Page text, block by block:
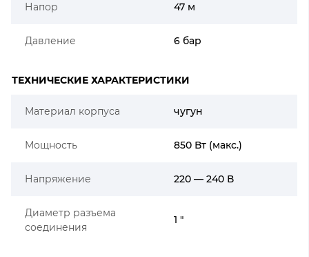
Напор 47 м
Давление 6 бар
ТЕХНИЧЕСКИЕ ХАРАКТЕРИСТИКИ
Материал корпуса чугун
Мощность 850 Вт (макс.)
Напряжение 220 — 240 В
Диаметр разъема
соединения
1 "